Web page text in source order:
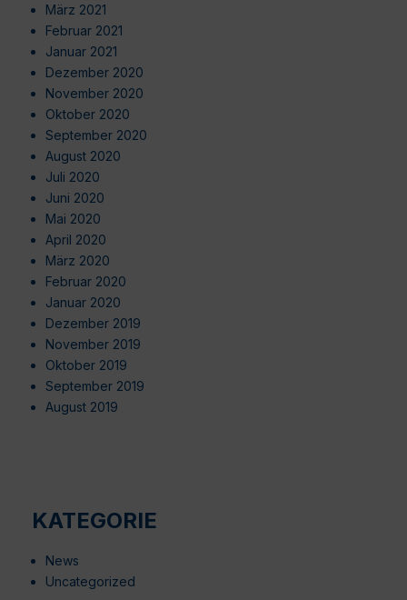
März 2021
Februar 2021
Januar 2021
Dezember 2020
November 2020
Oktober 2020
September 2020
August 2020
Juli 2020
Juni 2020
Mai 2020
April 2020
März 2020
Februar 2020
Januar 2020
Dezember 2019
November 2019
Oktober 2019
September 2019
August 2019
KATEGORIE
News
Uncategorized